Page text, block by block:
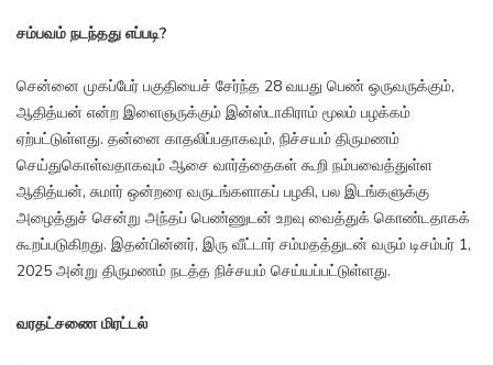
சம்பவம் நடந்தது எப்படி?
சென்னை முகப்பேர் பகுதியைச் சேர்ந்த 28 வயது பெண் ஒருவருக்கும்,
ஆதித்யன் என்ற இளைஞருக்கும் இன்ஸ்டாகிராம் மூலம் பழக்கம்
ஏற்பட்டுள்ளது. தன்னை காதலிப்பதாகவும், நிச்சயம் திருமணம்
செய்துகொள்வதாகவும் ஆசை வார்த்தைகள் கூறி நம்பவைத்துள்ள
ஆதித்யன், சுமார் ஒன்றரை வருடங்களாகப் பழகி, பல இடங்களுக்கு
அழைத்துச் சென்று அந்தப் பெண்ணுடன் உறவு வைத்துக் கொண்டதாகக்
கூறப்படுகிறது. இதன்பின்னர், இரு வீட்டார் சம்மதத்துடன் வரும் டிசம்பர் 1,
2025 அன்று திருமணம் நடத்த நிச்சயம் செய்யப்பட்டுள்ளது.
வரதட்சணை மிரட்டல்